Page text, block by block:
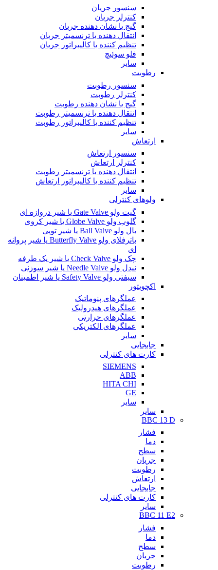
سنسور جریان
کنترلر جریان
گیج یا نشان دهنده جریان
انتقال دهنده یا ترنسمیتر جریان
تنظیم کننده یا کالیبراتور جریان
فلو سوئیچ
سایر
رطوبت
سنسور رطوبت
کنترلر رطوبت
گیج یا نشان دهنده رطوبت
انتقال دهنده یا ترنسمیتر رطوبت
تنظیم کننده یا کالیبراتور رطوبت
سایر
ارتعاش
سنسور ارتعاش
کنترلر ارتعاش
انتقال دهنده یا ترنسمیتر رطوبت
تنظیم کننده یا کالیبراتور ارتعاش
سایر
ولوهای کنترلی
گیت ولو Gate Valve یا شیر دروازه ای
گلوب ولو Globe Valve یا شیر کروی
بال ولو Ball Valve یا شیر توپی
باترفلای ولو Butterfly Valve یا شیر پروانه
ای
چک ولو Check Valve یا شیر یک طرفه
نیدل ولو Needle Valve یا شیر سوزنی
سیفتی ولو Safety Valve یا شیر اطمینان
اکچویتور
عملگرهای پنوماتیک
عملگرهای هیدرولیک
عملگرهای حرارتی
عملگرهای الکتریکی
سایر
جابجایی
کارت های کنترلی
SIEMENS
ABB
HITA CHI
GE
سایر
سایر
BBC 13 D
فشار
دما
سطح
جریان
رطوبت
ارتعاش
جابجایی
کارت های کنترلی
سایر
BBC 11 E2
فشار
دما
سطح
جریان
رطوبت